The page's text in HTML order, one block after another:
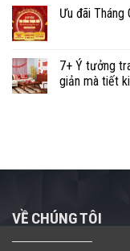
Ưu đãi Tháng
7+ Ý tưởng
giản mà tiết
VỀ CHÚNG TÔI